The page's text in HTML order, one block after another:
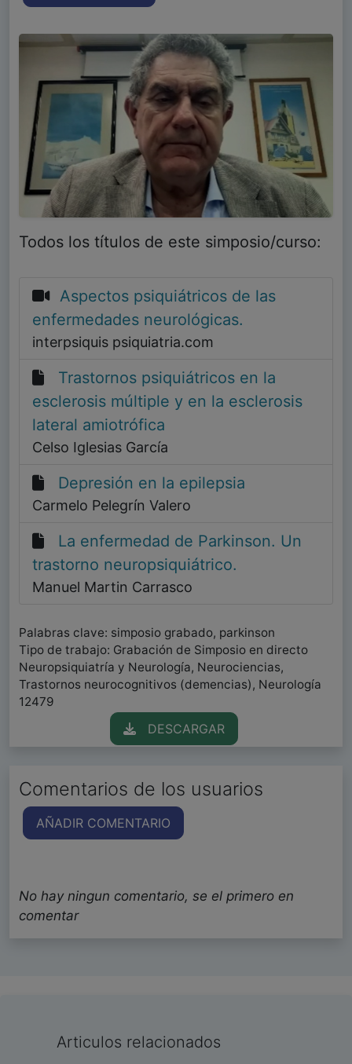
Todos los títulos de este simposio/curso:
Aspectos psiquiátricos de las
enfermedades neurológicas.
interpsiquis psiquiatria.com
Trastornos psiquiátricos en la
esclerosis múltiple y en la esclerosis
lateral amiotrófica
Celso Iglesias García
Depresión en la epilepsia
Carmelo Pelegrín Valero
La enfermedad de Parkinson. Un
trastorno neuropsiquiátrico.
Manuel Martin Carrasco
Palabras clave: simposio grabado, parkinson
Tipo de trabajo: Grabación de Simposio en directo
Neuropsiquiatría y Neurología, Neurociencias,
Trastornos neurocognitivos (demencias), Neurología
12479
DESCARGAR
Comentarios de los usuarios
AÑADIR COMENTARIO
No hay ningun comentario, se el primero en
comentar
Articulos relacionados